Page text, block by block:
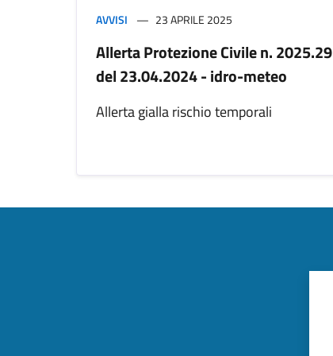
AVVISI 23 APRILE 2025
Allerta Protezione Civile n. 2025.29
del 23.04.2024 - idro-meteo
Allerta gialla rischio temporali